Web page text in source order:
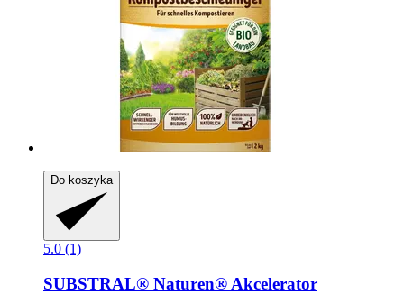
Do koszyka
5.0 (1)
SUBSTRAL® Naturen® Akcelerator